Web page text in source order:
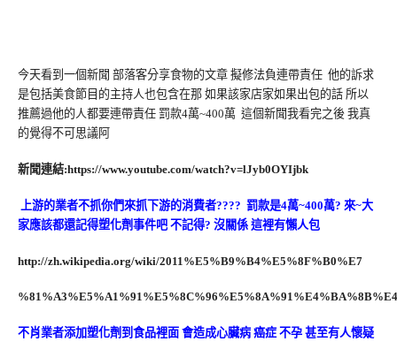
今天看到一個新聞 部落客分享食物的文章 擬修法負連帶責任 他的訴求
是包括美食節目的主持人也包含在那 如果該家店家如果出包的話 所以
推薦過他的人都要連帶責任 罰款4萬~400萬 這個新聞我看完之後 我真
的覺得不可思議阿
新聞連結:https://www.youtube.com/watch?v=lJyb0OYIjbk
上游的業者不抓你們來抓下游的消費者???? 罰款是4萬~400萬? 來~大
家應該都還記得塑化劑事件吧 不記得? 沒關係 這裡有懶人包
http://zh.wikipedia.org/wiki/2011%E5%B9%B4%E5%8F%B0%E7
不肖業者添加塑化劑到食品裡面 會造成心臟病 癌症 不孕 甚至有人懷疑